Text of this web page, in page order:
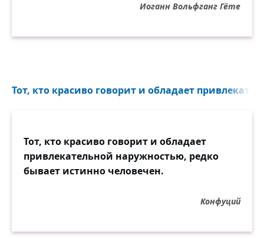
Иоганн Вольфганг Гёте
Тот, кто красиво говорит и обладает
Тот, кто красиво говорит и обладает
привлекательной наружностью, редко
бывает истинно человечен.
Конфуций